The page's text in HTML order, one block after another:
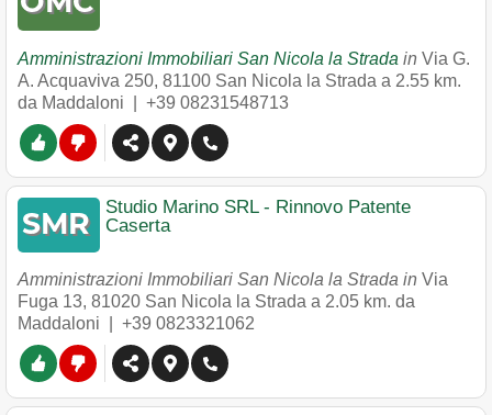
Amministrazioni Immobiliari San Nicola la Strada in Via G.
A. Acquaviva 250, 81100 San Nicola la Strada a 2.55 km.
da Maddaloni | +39 08231548713
Studio Marino SRL - Rinnovo Patente
Caserta
Amministrazioni Immobiliari San Nicola la Strada in Via
Fuga 13, 81020 San Nicola la Strada a 2.05 km. da
Maddaloni | +39 0823321062